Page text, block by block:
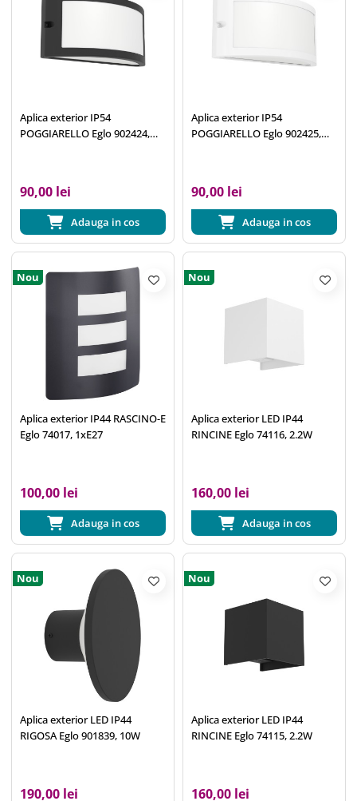
Aplica exterior IP54
POGGIARELLO Eglo 902424,
90,00 lei
Adauga in cos
Aplica exterior IP54
POGGIARELLO Eglo 902425,
90,00 lei
Adauga in cos
Nou
Aplica exterior IP44 RASCINO-E
Eglo 74017, 1xE27
100,00 lei
Adauga in cos
Nou
Aplica exterior LED IP44
RINCINE Eglo 74116, 2.2W
160,00 lei
Adauga in cos
Nou
Aplica exterior LED IP44
RIGOSA Eglo 901839, 10W
190,00 lei
Nou
Aplica exterior LED IP44
RINCINE Eglo 74115, 2.2W
160,00 lei